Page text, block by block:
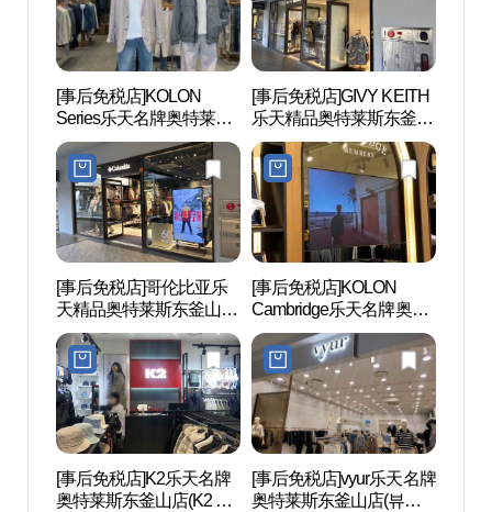
[事后免税店]KOLON
Series乐天名牌奥特莱斯
东釜山店(시리즈 롯데프
리미엄아울렛 동부산점)
[事后免税店]GIVY KEITH
乐天精品奥特莱斯东釜山
店(기비키이스 롯데프리
미엄아울렛 동부산점)
[事后免税店]哥伦比亚乐
天精品奥特莱斯东釜山店
(컬럼비아 롯데프리미엄
아울렛 동부산점)
[事后免税店]KOLON
Cambridge乐天名牌奥特
莱斯东釜山店(캠브리지
롯데프리미엄아울렛 동
부산점)
[事后免税店]K2乐天名牌
奥特莱斯东釜山店(K2 롯
[事后免税店]vyur乐天名牌
奥特莱斯东釜山店(뷰어